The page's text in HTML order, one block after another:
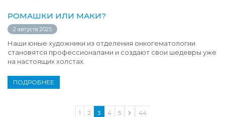
РОМАШКИ ИЛИ МАКИ?
2 августа 2025
Наши юные художники из отделения онкогематологии
становятся профессионалами и создают свои шедевры уже
на настоящих холстах.
ПОДРОБНЕЕ
1 2 3 4 5 ... 44